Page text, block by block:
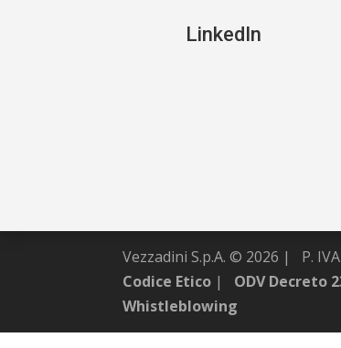
LinkedIn
Vezzadini S.p.A. © 2026 | P.
Codice Etico | ODV Decreto
Whistleblowing